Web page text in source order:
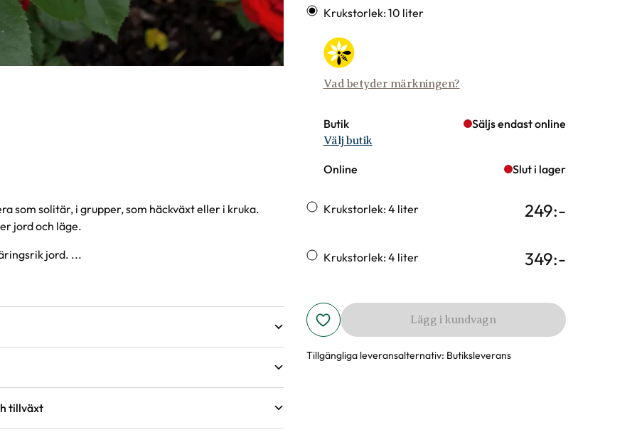
Krukstorlek: 10 liter
Vad betyder märkningen?
Butik Säljs endast online
Välj butik
Online Slut i lager
Krukstorlek: 4 liter 249:-
Krukstorlek: 4 liter 349:-
Lägg i kundvagn
Tillgängliga leveransalternativ: Butiksleverans
som solitär, i grupper, som häckväxt eller i kruka.
jord och läge.
jord. ...
tillväxt